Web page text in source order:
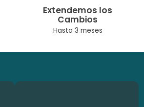
Extendemos los
Cambios
Hasta 3 meses